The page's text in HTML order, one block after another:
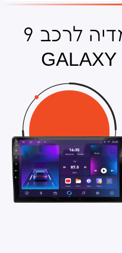
מערכת מולטימדיה לרכב 9